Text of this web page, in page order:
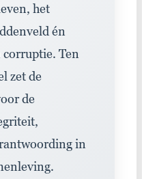
het
én
Ten
zet de
de
in